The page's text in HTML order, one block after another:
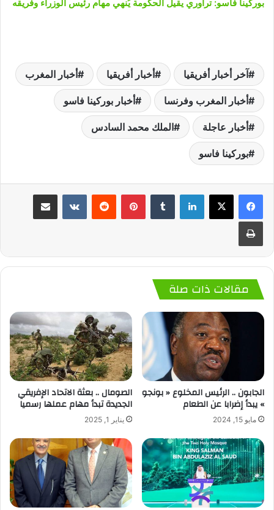
بوركينا فاسو: تراوري يقيل الحكومة يُنهي مهام رئيس الوزراء وفريقه
آخر أخبار أفريقيا أخبار أفريقيا أخبار المغرب
أخبار المغرب وفرنسا أخبار بوركينا فاسو
أخبار عاجلة الملك محمد السادس
بوركينا فاسو
لينكدإن بينتيريست
مقالات ذات صلة
الجابون .. الرئيس المخلوع « بونجو
» يبدأ إضرابا عن الطعام
مايو 15, 2024
الصومال .. بعثة الاتحاد الإفريقي
الجديدة تبدأ مهام عملها رسميا
يناير 1, 2025